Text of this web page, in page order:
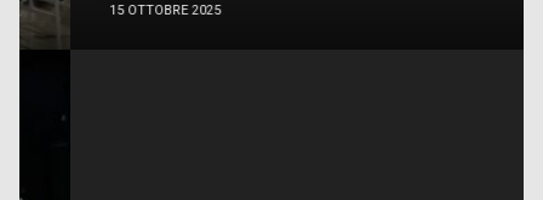
15 OTTOBRE 2025